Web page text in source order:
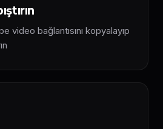
video bağlantısını kopyalayıp